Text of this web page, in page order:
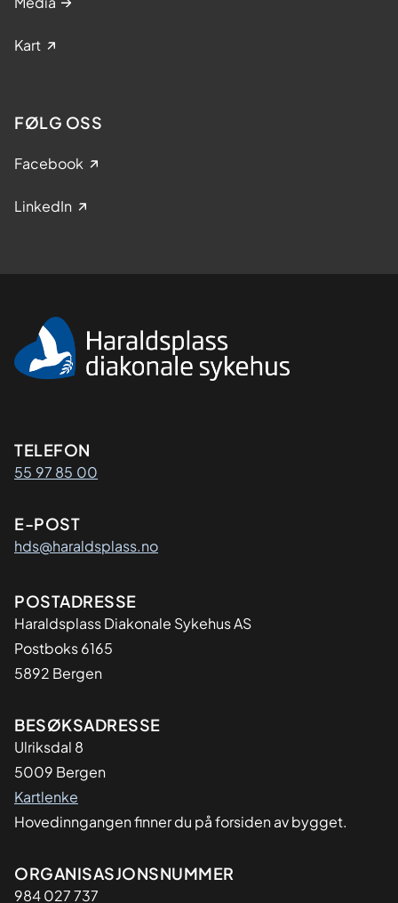
Kart
FØLG OSS
Facebook
LinkedIn
Kontaktinformasjon
TELEFON
55 97 85 00
E-POST
hds@haraldsplass.no
Adresse
POSTADRESSE
Haraldsplass Diakonale Sykehus AS
Postboks 6165
5892 Bergen
BESØKSADRESSE
Ulriksdal 8
5009 Bergen
Kartlenke
Hovedinngangen finner du på forsiden av bygget.
Organisasjon
ORGANISASJONSNUMMER
984 027 737